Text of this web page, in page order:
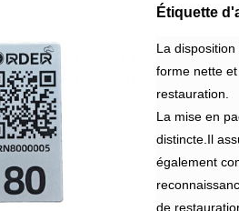
Étiquette
La
forme nette
restauration.
La mise en
distincte.Il
également
de